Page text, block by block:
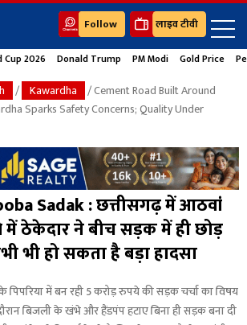
Follow लाइव टीवी
Cup 2026 Donald Trump PM Modi Gold Price
/ Kawardha
/ Cement Road Built Around
Sparks Safety Concerns; Quality Under
Sadak : छत्तीसगढ़ में आठवां
ठेकेदार ने बीच सड़क में ही छोड़
भी हो सकता है बड़ा हादसा
में बन रही 5 करोड़ रुपये की सड़क चर्चा का विषय
बिजली के खंभे और हैंडपंप हटाए बिना ही सड़क बना दी